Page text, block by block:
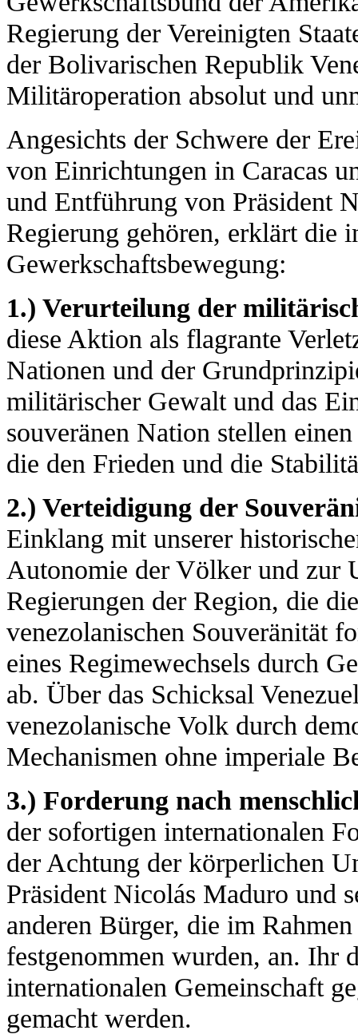
Regierung der Vereinigten
der Bolivarischen Republik
Militäroperation absolut und
Angesichts der Schwere der
von Einrichtungen in Caracas
und Entführung von Präsident
Regierung gehören, erklärt die
Gewerkschaftsbewegung:
1.) Verurteilung der
diese Aktion als flagrante
Nationen und der
militärischer Gewalt und das
souveränen Nation stellen
die den Frieden und die
2.) Verteidigung der
Einklang mit unserer
Autonomie der Völker und zur
Regierungen der Region, die
venezolanischen Souveränität
eines Regimewechsels durch
ab. Über das Schicksal
venezolanische Volk durch
Mechanismen ohne imperiale
3.) Forderung nach
der sofortigen internationalen
der Achtung der körperlichen
Präsident Nicolás Maduro und
anderen Bürger, die im
festgenommen wurden, an. Ihr
internationalen Gemeinschaft
gemacht werden.